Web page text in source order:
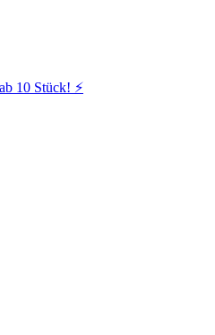
10 Stück! ⚡️